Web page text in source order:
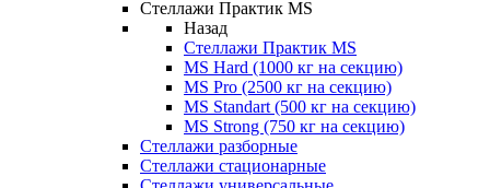
Стеллажи Практик MS
Назад
Стеллажи Практик MS
MS Hard (1000 кг на секцию)
MS Pro (2500 кг на секцию)
MS Standart (500 кг на секцию)
MS Strong (750 кг на секцию)
Стеллажи разборные
Стеллажи стационарные